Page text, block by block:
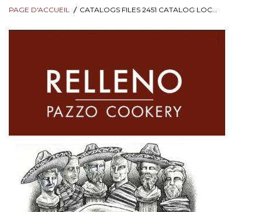
PAGE D'ACCUEIL CATALOGS FILES 2451 CATALOG LOCO WEB SM